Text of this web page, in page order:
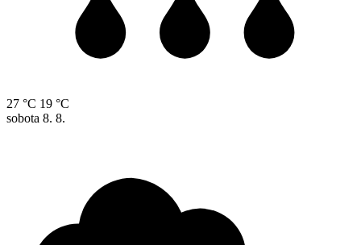
27 °C 19 °C
sobota 8. 8.